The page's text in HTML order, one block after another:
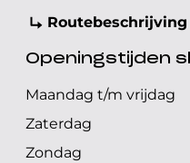
Routebeschrijving
Openingstijden
Maandag t/m vrijdag
Zaterdag
Zondag